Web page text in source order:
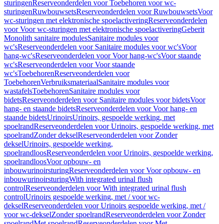
sturingenReserveonderdelen voor Toebehoren voor wc-
sturingenRuwbouwsetsReserveonderdelen voor RuwbouwsetsVoor
wc-sturingen met elektronische spoelactiveringReserveonderdelen
voor Voor wc-sturingen met elektronische spoelactiveringGeberit
Monolith sanitaire modulesSanitaire modules voor
wc'sReserveonderdelen voor Sanitaire modules voor wc'sVoor
hang-wc'sReserveonderdelen voor Voor hang-wc'sVoor staande
wc'sReserveonderdelen voor Voor staande
wc'sToebehorenReserveonderdelen voor
ToebehorenVerbruiksmateriaalSanitaire modules voor
wastafelsToebehorenSanitaire modules voor
bidetsReserveonderdelen voor Sanitaire modules voor bidetsVoor
hang- en staande bidetsReserveonderdelen voor Voor hang- en
staande bidetsUrinoirsUrinoirs, gespoelde werking, met
spoelrandReserveonderdelen voor Urinoirs, gespoelde werking, met
spoelrandZonder dekselReserveonderdelen voor Zonder
dekselUrinoirs, gespoelde werking,
spoelrandloosReserveonderdelen voor Urinoirs, gespoelde werking,
spoelrandloosVoor opbouw- en
inbouwurinoirsturingReserveonderdelen voor Voor opbouw- en
inbouwurinoirsturingWith integrated urinal flush
controlReserveonderdelen voor With integrated urinal flush
controlUrinoirs gespoelde werking, met / voor wc-
dekselReserveonderdelen voor Urinoirs gespoelde werking, met /
voor wc-dekselZonder spoelrandReserveonderdelen voor Zonder